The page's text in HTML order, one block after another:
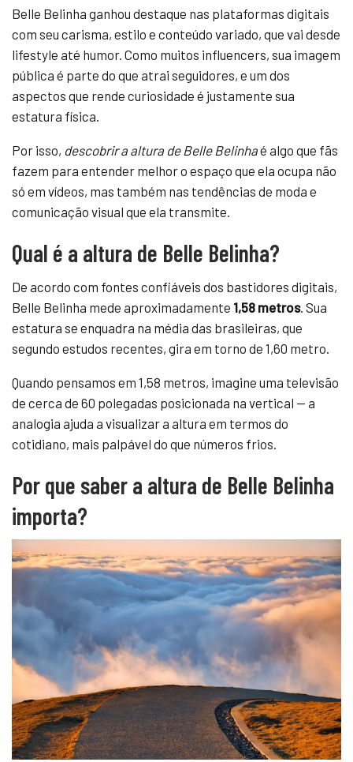
Belle Belinha ganhou destaque nas plataformas digitais
com seu carisma, estilo e conteúdo variado, que vai desde
lifestyle até humor. Como muitos influencers, sua imagem
pública é parte do que atrai seguidores, e um dos
aspectos que rende curiosidade é justamente sua
estatura física.
Por isso, descobrir a altura de Belle Belinhaé algo que fãs
fazem para entender melhor o espaço que ela ocupa não
só em vídeos, mas também nas tendências de moda e
comunicação visual que ela transmite.
Qual é a altura de Belle Belinha?
De acordo com fontes confiáveis dos bastidores digitais,
Belle Belinha mede aproximadamente 1,58 metros. Sua
estatura se enquadra na média das brasileiras, que
segundo estudos recentes, gira em torno de 1,60 metro.
Quando pensamos em 1,58 metros, imagine uma televisão
de cerca de 60 polegadas posicionada na vertical — a
analogia ajuda a visualizar a altura em termos do
cotidiano, mais palpável do que números frios.
Por que saber a altura de Belle Belinha
importa?